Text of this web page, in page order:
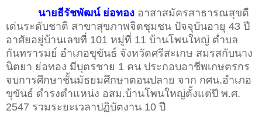
นายธีรัชพัฒน์ ย่อทอง อาสาสมัครสาธารณสุขดี
เด่นระดับชาติ สาขาสุขภาพจิตชุมชน ปัจจุบันอายุ 43 ปี
อาศัยอยู่บ้านเลขที่ 101 หมู่ที่ 11 บ้านโพนใหญ่ ตำบล
กันทรารมย์ อำเภอขุขันธ์ จังหวัดศรีสะเกษ สมรสกับนาง
นิตยา ย่อทอง มีบุตรชาย 1 คน ประกอบอาชีพเกษตรกร
จบการศึกษาชั้นมัธยมศึกษาตอนปลาย จาก กศน.อำเภอ
ขุขันธ์ ดำรงตำแหน่ง อสม.บ้านโพนใหญ่ตั้งแต่ปี พ.ศ.
2547 รวมระยะเวลาปฏิบัตงาน 10 ปี